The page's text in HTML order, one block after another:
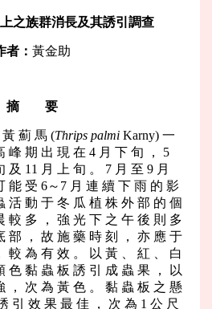
之族群消長及其誘引調查
者： 黃金助
摘 要
薊 馬 (Thrips palmi Karny) 一
峰 期 出 現 在 4 月 下 旬 ， 5
及 11 月 上 旬 。 7 月 至 9 月
能 受 6～7 月 連 續 下 雨 的 影
活 動 于 冬 瓜 植 株 外 部 的 個
較 多 ， 強 光 下 之 午 後 則 多
部 ， 故 施 藥 時 刻 ， 亦 應 于
較 為 有 效 。 以 黃 、 紅 、 白
色 黏 蟲 板 誘 引 成 蟲 果 ， 以
， 次 為 黃 色 。 黏 蟲 板 之 懸
引 效 果 最 佳 ， 次 為 1 公 尺